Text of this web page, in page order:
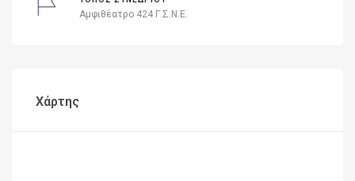
Αμφιθέατρο 424 Γ.Σ.Ν.Ε.
Χάρτης